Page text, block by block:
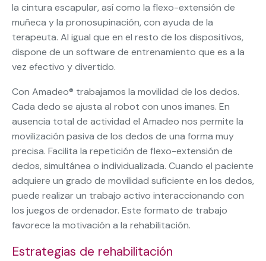
la cintura escapular, así como la flexo-extensión de
muñeca y la pronosupinación, con ayuda de la
terapeuta. Al igual que en el resto de los dispositivos,
dispone de un software de entrenamiento que es a la
vez efectivo y divertido.
Con Amadeo® trabajamos la movilidad de los dedos.
Cada dedo se ajusta al robot con unos imanes. En
ausencia total de actividad el Amadeo nos permite la
movilización pasiva de los dedos de una forma muy
precisa. Facilita la repetición de flexo-extensión de
dedos, simultánea o individualizada. Cuando el paciente
adquiere un grado de movilidad suficiente en los dedos,
puede realizar un trabajo activo interaccionando con
los juegos de ordenador. Este formato de trabajo
favorece la motivación a la rehabilitación.
Estrategias de rehabilitación